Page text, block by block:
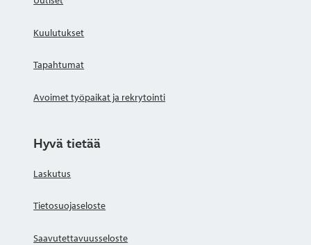
Kuulutukset
Tapahtumat
Avoimet työpaikat ja rekrytointi
Hyvä tietää
Laskutus
Tietosuojaseloste
Saavutettavuusseloste